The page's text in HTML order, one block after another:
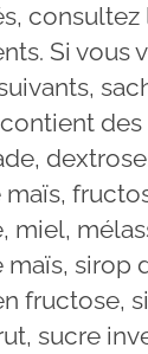
consultez
Si vous
des
maïs,
miel,
maïs, sirop
fructose,
sucre